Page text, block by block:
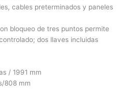
cables preterminados y paneles
bloqueo de tres puntos permite
dos llaves incluidas
/ 1991 mm
808 mm